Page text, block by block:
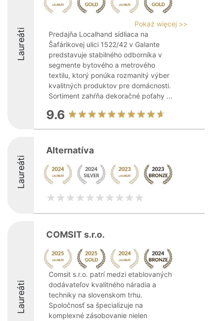
Laureáti
Pokaż więcej >>
Predajňa Localhand sídliaca na
Šafárikovej ulici 1522/42 v Galante
predstavuje stabilného odborníka v
segmente bytového a metrového
textilu, ktorý ponúka rozmanitý výber
kvalitných produktov pre domácnosti.
Sortiment zahŕňa dekoračné poťahy ...
9.6
Laureáti
Alternatíva
Laureáti
COMSIT s.r.o.
Comsit s.r.o. patrí medzi etablovaných
dodávateľov kvalitného náradia a
techniky na slovenskom trhu.
Spoločnosť sa špecializuje na
komplexné zásobovanie nielen